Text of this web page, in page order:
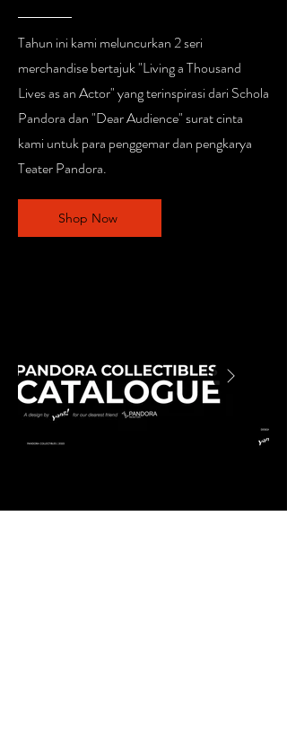
Tahun ini kami meluncurkan 2 seri
merchandise bertajuk "Living a Thousand
Lives as an Actor" yang terinspirasi dari Schola
Pandora dan "Dear Audience" surat cinta
kami untuk para penggemar dan pengkarya
Teater Pandora.
Shop Now